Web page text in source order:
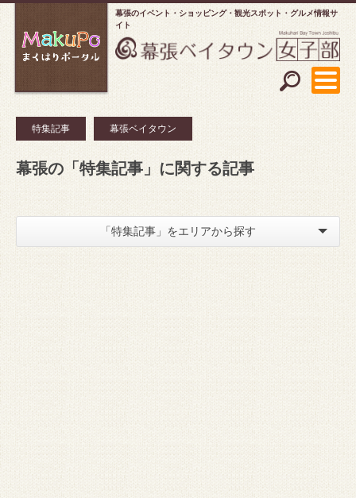
幕張のイベント・ショッピング
観光スポット・グルメ情報サ
イト
特集記事 幕張ベイタウン
幕張の「特集記事」に関する記事
「特集記事」をエリアから探す